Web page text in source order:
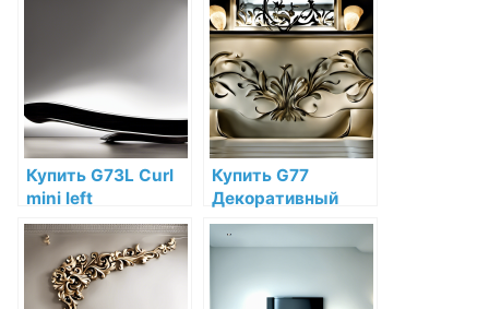
по низкой цене в
интернет-
магазине
Orac Decor
Полиуретан по
низкой цене в
интернет-
магазине
Купить G73L Curl
mini left
Декоративный
элемент мини-
завиток (левый)
Orac Decor
Купить G77
Декоративный
элемент Lily Orac
Decor
низкой цене в